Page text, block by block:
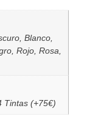
Blanco,
Rojo, Rosa,
Tintas (+75€)